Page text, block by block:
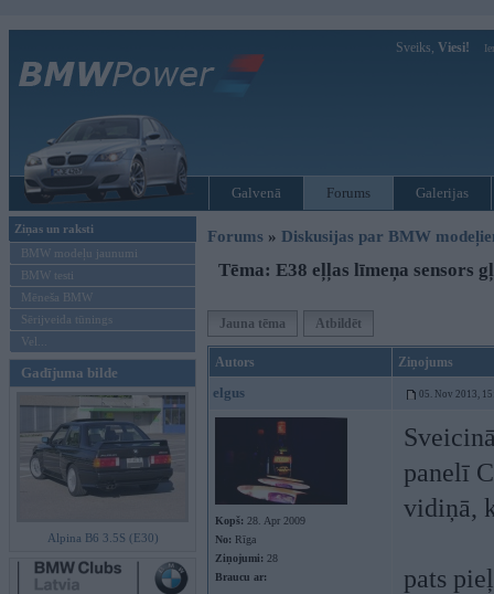
Sveiks, Viesi!
Galvenā Forums Galerijas
Ziņas un raksti
BMW modeļu jaunumi
BMW testi
Mēneša BMW
Sērijveida tūnings
Vel...
Gadījuma bilde
Alpina B6 3.5S (E30)
Forums » Diskusijas par BMW
Tēma: E38 eļļas līmeņa sensors
Jauna tēma Atbildēt
Autors Ziņojums
elgus 05. Nov 2013,
Kopš: 28. Apr 2009
No: Rīga
Ziņojumi: 28
Braucu ar:
panelī
vidiņā,
pats